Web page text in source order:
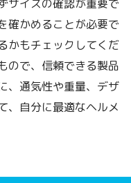
サイズの確認が重要で
確かめることが必要で
かもチェックしてくだ
ので、信頼できる製品
、通気性や重量、デザ
、自分に最適なヘルメ